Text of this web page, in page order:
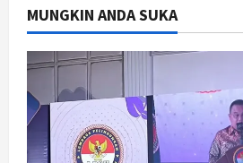
Agustus 8, 2026
4
Hari Jadi Pati
Momentum
Badrudin
Agustus 8, 2026
Jogja
MUNGKIN ANDA SUKA